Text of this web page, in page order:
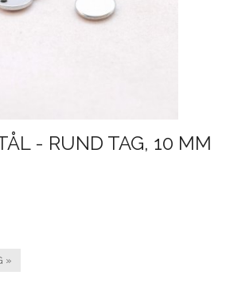
- RUND TAG, 10 MM
»